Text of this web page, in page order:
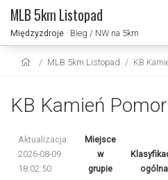
MLB 5km Listopad
Międzyzdroje · Bieg / NW na 5km
MLB 5km Listopad KB
KB Kamień
Aktualizacja:
2026-08-09
18:02:50
Miejsce
w
grupie
ogólna